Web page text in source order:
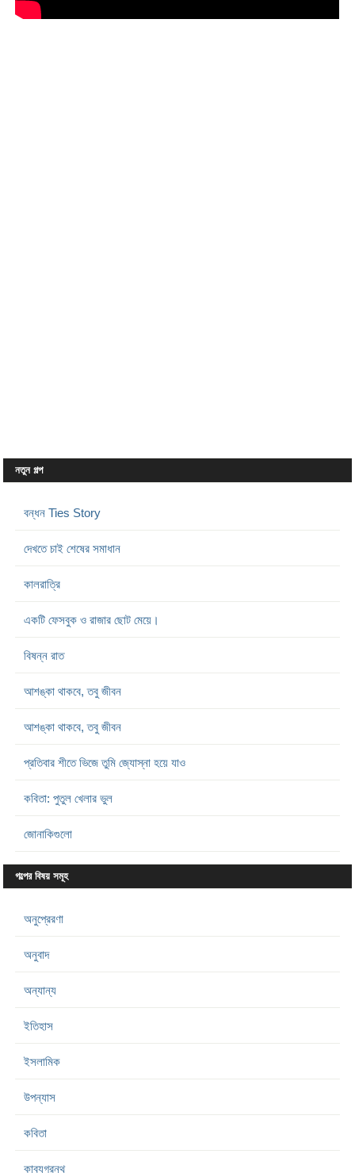
নতুন গল্প
বন্ধন Ties Story
দেখতে চাই শেষের সমাধান
কালরাত্রি
একটি ফেসবুক ও রাজার ছোট মেয়ে।
বিষন্ন রাত
আশঙ্কা থাকবে, তবু জীবন
আশঙ্কা থাকবে, তবু জীবন
প্রতিবার শীতে ভিজে তুমি জ্যোস্না হয়ে যাও
কবিতা: পুতুল খেলার ভুল
জোনাকিগুলো
গল্পের বিষয় সমূহ
অনুপ্রেরণা
অনুবাদ
অন্যান্য
ইতিহাস
ইসলামিক
উপন্যাস
কবিতা
কাব্যগ্রন্থ